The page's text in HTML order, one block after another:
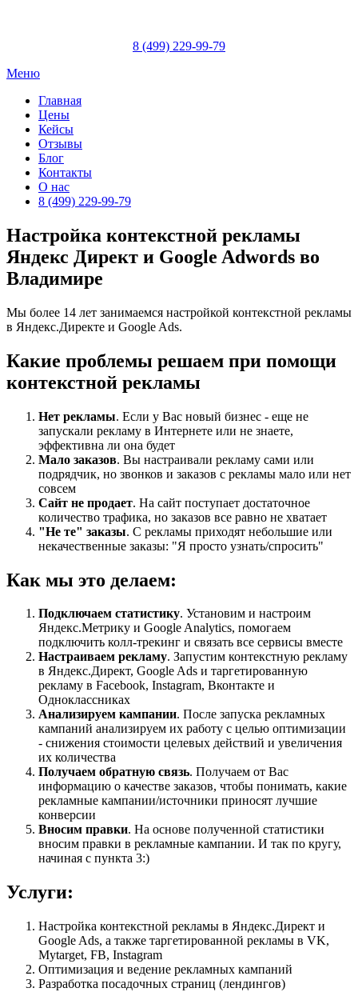
8 (499) 229-99-79
Меню
Главная
Цены
Кейсы
Отзывы
Блог
Контакты
О нас
8 (499) 229-99-79
Настройка контекстной рекламы
Яндекс Директ и Google Adwords во
Владимире
Мы более 14 лет занимаемся настройкой контекстной рекламы
в Яндекс.Директе и Google Ads.
Какие проблемы решаем при помощи
контекстной рекламы
Нет рекламы. Если у Вас новый бизнес - еще не
запускали рекламу в Интернете или не знаете,
эффективна ли она будет
Мало заказов. Вы настраивали рекламу сами или
подрядчик, но звонков и заказов с рекламы мало или нет
совсем
Сайт не продает. На сайт поступает достаточное
количество трафика, но заказов все равно не хватает
"Не те" заказы. С рекламы приходят небольшие или
некачественные заказы: "Я просто узнать/спросить"
Как мы это делаем:
Подключаем статистику. Установим и настроим
Яндекс.Метрику и Google Analytics, помогаем
подключить колл-трекинг и связать все сервисы вместе
Настраиваем рекламу. Запустим контекстную рекламу
в Яндекс.Директ, Google Ads и таргетированную
рекламу в Facebook, Instagram, Вконтакте и
Одноклассниках
Анализируем кампании. После запуска рекламных
кампаний анализируем их работу с целью оптимизации
- снижения стоимости целевых действий и увеличения
их количества
Получаем обратную связь. Получаем от Вас
информацию о качестве заказов, чтобы понимать, какие
рекламные кампании/источники приносят лучшие
конверсии
Вносим правки. На основе полученной статистики
вносим правки в рекламные кампании. И так по кругу,
начиная с пункта 3:)
Услуги:
Настройка контекстной рекламы в Яндекс.Директ и
Google Ads, а также таргетированной рекламы в VK,
Mytarget, FB, Instagram
Оптимизация и ведение рекламных кампаний
Разработка посадочных страниц (лендингов)